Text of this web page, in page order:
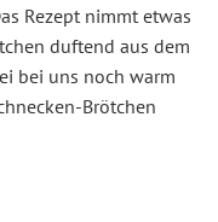
Rezept nimmt etwas
duftend aus dem
bei uns noch warm
Brötchen